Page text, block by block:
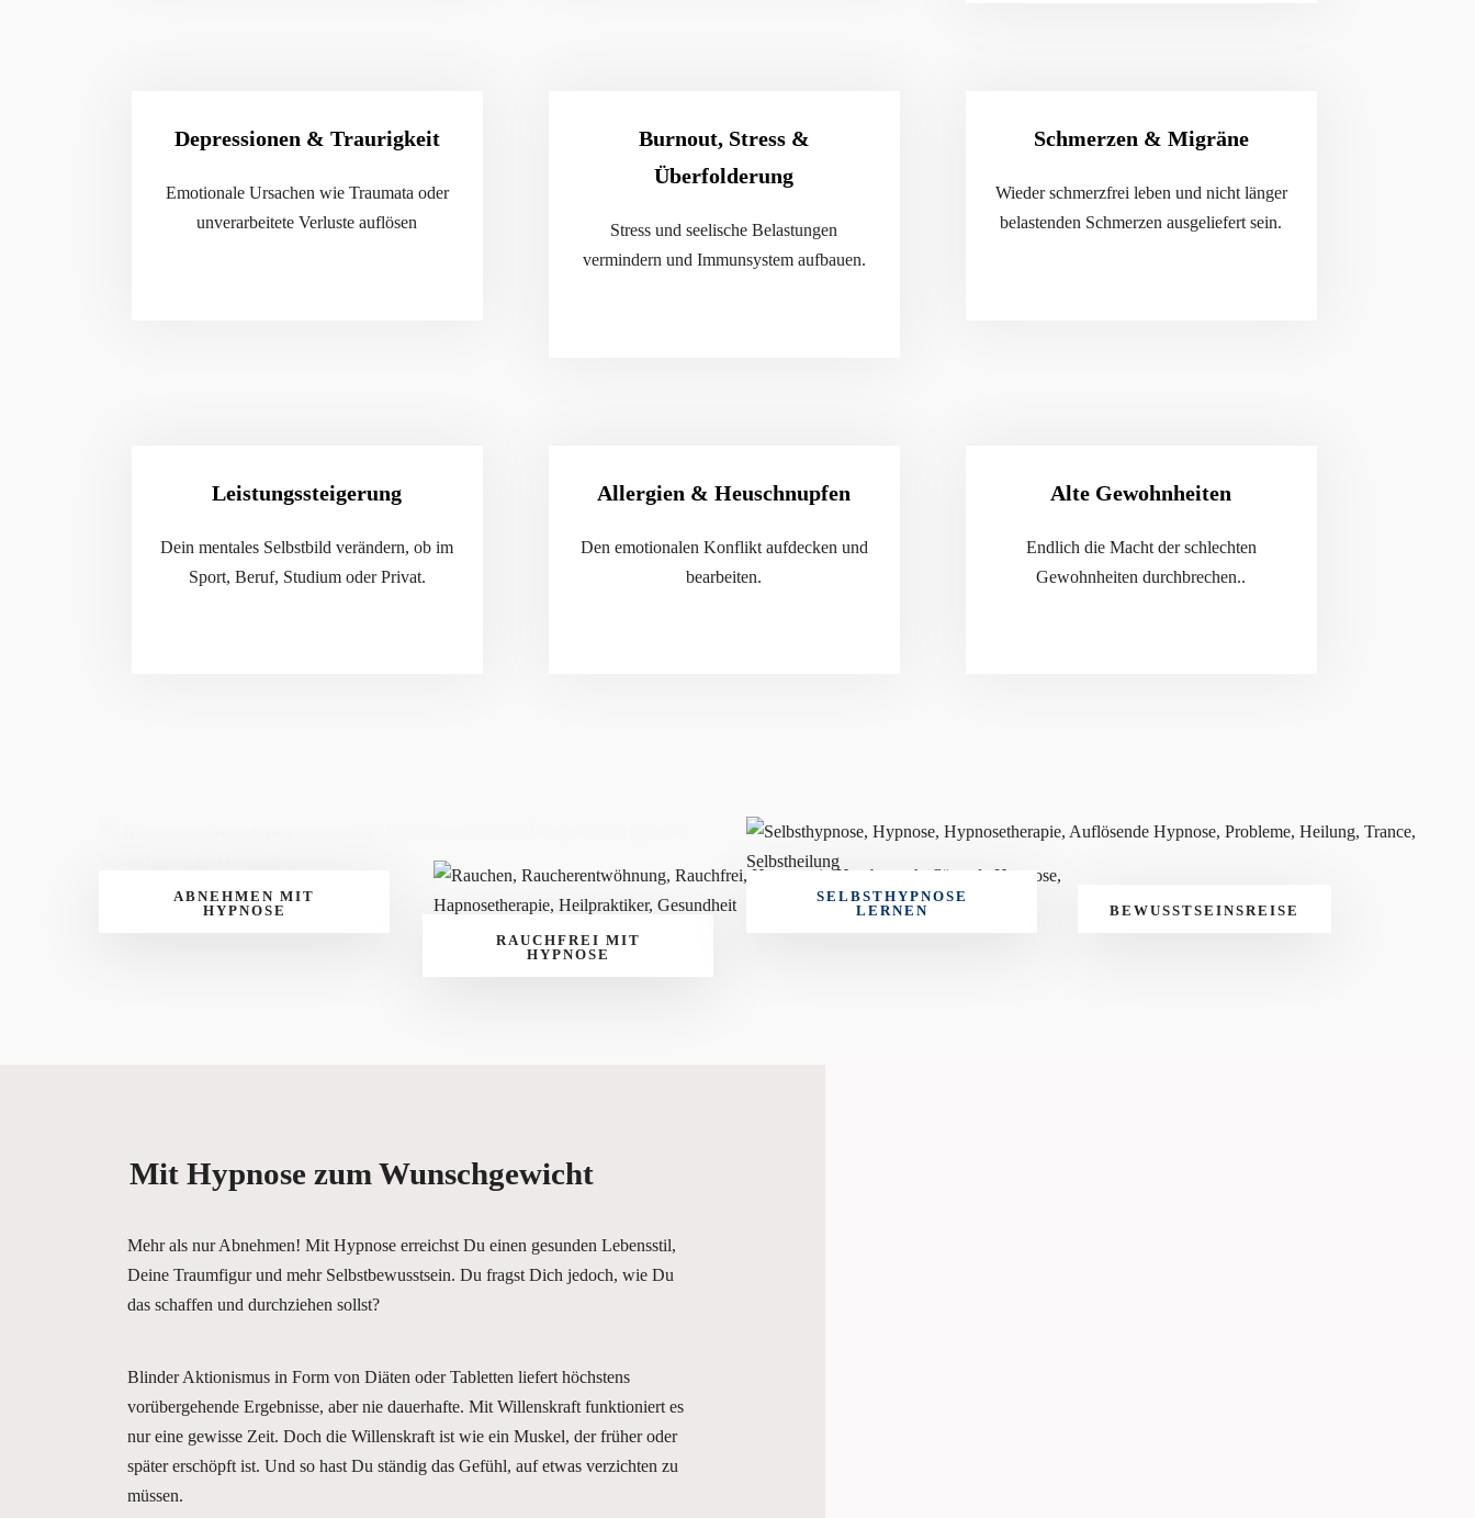
Depressionen & Traurigkeit
Emotionale Ursachen wie Traumata oder
unverarbeitete Verluste auflösen
Burnout, Stress &
Überfolderung
Stress und seelische Belastungen
vermindern und Immunsystem aufbauen.
Schmerzen & Migräne
Wieder schmerzfrei leben und nicht länger
belastenden Schmerzen ausgeliefert sein.
Leistungssteigerung
Dein mentales Selbstbild verändern, ob im
Sport, Beruf, Studium oder Privat.
Allergien & Heuschnupfen
Den emotionalen Konflikt aufdecken und
bearbeiten.
Alte Gewohnheiten
Endlich die Macht der schlechten
Gewohnheiten durchbrechen..
ABNEHMEN MIT
HYPNOSE
RAUCHFREI MIT
HYPNOSE
SELBSTHYPNOSE
LERNEN
BEWUSSTSEINSREISE
Mit Hypnose zum Wunschgewicht
Mehr als nur Abnehmen! Mit Hypnose erreichst Du einen gesunden Lebensstil,
Deine Traumfigur und mehr Selbstbewusstsein. Du fragst Dich jedoch, wie Du
das schaffen und durchziehen sollst?
Blinder Aktionismus in Form von Diäten oder Tabletten liefert höchstens
vorübergehende Ergebnisse, aber nie dauerhafte. Mit Willenskraft funktioniert es
nur eine gewisse Zeit. Doch die Willenskraft ist wie ein Muskel, der früher oder
später erschöpft ist. Und so hast Du ständig das Gefühl, auf etwas verzichten zu
müssen.